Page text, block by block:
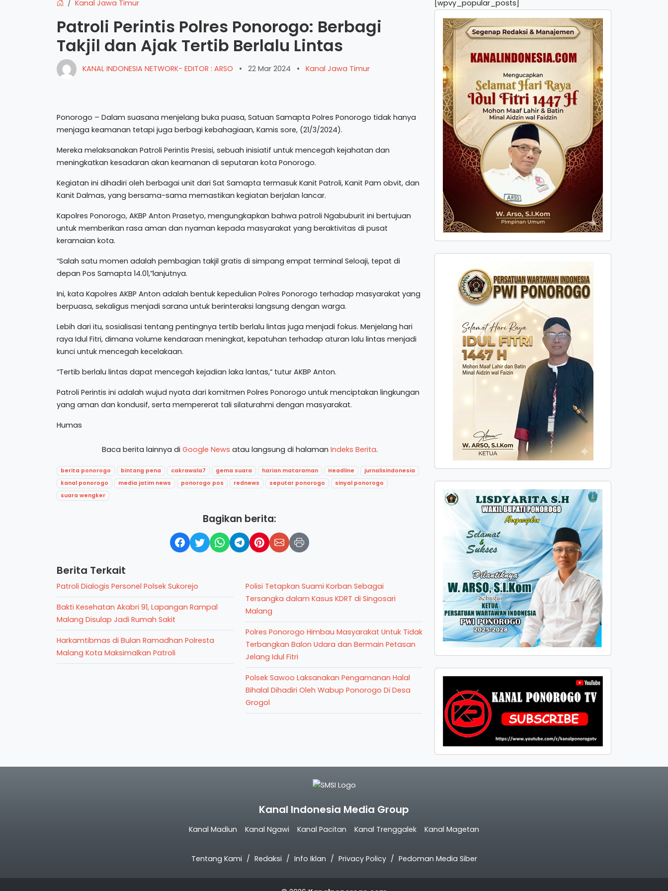
Kanal Jawa Timur
Patroli Perintis Polres Ponorogo: Berbagi
Takjil dan Ajak Tertib Berlalu Lintas
KANAL INDONESIA NETWORK- EDITOR : ARSO • 22 Mar 2024 • Kanal Jawa Timur
Ponorogo – Dalam suasana menjelang buka puasa, Satuan Samapta Polres Ponorogo tidak hanya
menjaga keamanan tetapi juga berbagi kebahagiaan, Kamis sore, (21/3/2024).
Mereka melaksanakan Patroli Perintis Presisi, sebuah inisiatif untuk mencegah kejahatan dan
meningkatkan kesadaran akan keamanan di seputaran kota Ponorogo.
Kegiatan ini dihadiri oleh berbagai unit dari Sat Samapta termasuk Kanit Patroli, Kanit Pam obvit, dan
Kanit Dalmas, yang bersama-sama memastikan kegiatan berjalan lancar.
Kapolres Ponorogo, AKBP Anton Prasetyo, mengungkapkan bahwa patroli Ngabuburit ini bertujuan
untuk memberikan rasa aman dan nyaman kepada masyarakat yang beraktivitas di pusat
keramaian kota.
“Salah satu momen adalah pembagian takjil gratis di simpang empat terminal Seloaji, tepat di
depan Pos Samapta 14.01,”lanjutnya.
Ini, kata Kapolres AKBP Anton adalah bentuk kepedulian Polres Ponorogo terhadap masyarakat yang
berpuasa, sekaligus menjadi sarana untuk berinteraksi langsung dengan warga.
Lebih dari itu, sosialisasi tentang pentingnya tertib berlalu lintas juga menjadi fokus. Menjelang hari
raya Idul Fitri, dimana volume kendaraan meningkat, kepatuhan terhadap aturan lalu lintas menjadi
kunci untuk mencegah kecelakaan.
“Tertib berlalu lintas dapat mencegah kejadian laka lantas,” tutur AKBP Anton.
Patroli Perintis ini adalah wujud nyata dari komitmen Polres Ponorogo untuk menciptakan lingkungan
yang aman dan kondusif, serta mempererat tali silaturahmi dengan masyarakat.
Humas
Baca berita lainnya di Google News atau langsung di halaman Indeks Berita.
berita ponorogo bintang pena cakrawala7 gema suara harian mataraman Headline
jurnalisindonesia
kanal ponorogo
media jatim news ponorogo pos rednews seputar ponorogo
sinyal ponorogo
suara wengker
Bagikan berita:
Berita Terkait
Patroli Dialogis Personel Polsek Sukorejo
Bakti Kesehatan Akabri 91, Lapangan Rampal
Malang Disulap Jadi Rumah Sakit
Harkamtibmas di Bulan Ramadhan Polresta
Malang Kota Maksimalkan Patroli
Polisi Tetapkan Suami Korban Sebagai
Tersangka dalam Kasus KDRT di Singosari
Malang
Polres Ponorogo Himbau Masyarakat Untuk Tidak
Terbangkan Balon Udara dan Bermain Petasan
Jelang Idul Fitri
Polsek Sawoo Laksanakan Pengamanan Halal
Bihalal Dihadiri Oleh Wabup Ponorogo Di Desa
Grogol
[wpvy_popular_posts]
Kanal Indonesia Media Group
Kanal Madiun Kanal Ngawi Kanal Pacitan Kanal Trenggalek Kanal Magetan
Tentang Kami Redaksi Info Iklan Privacy Policy Pedoman Media Siber